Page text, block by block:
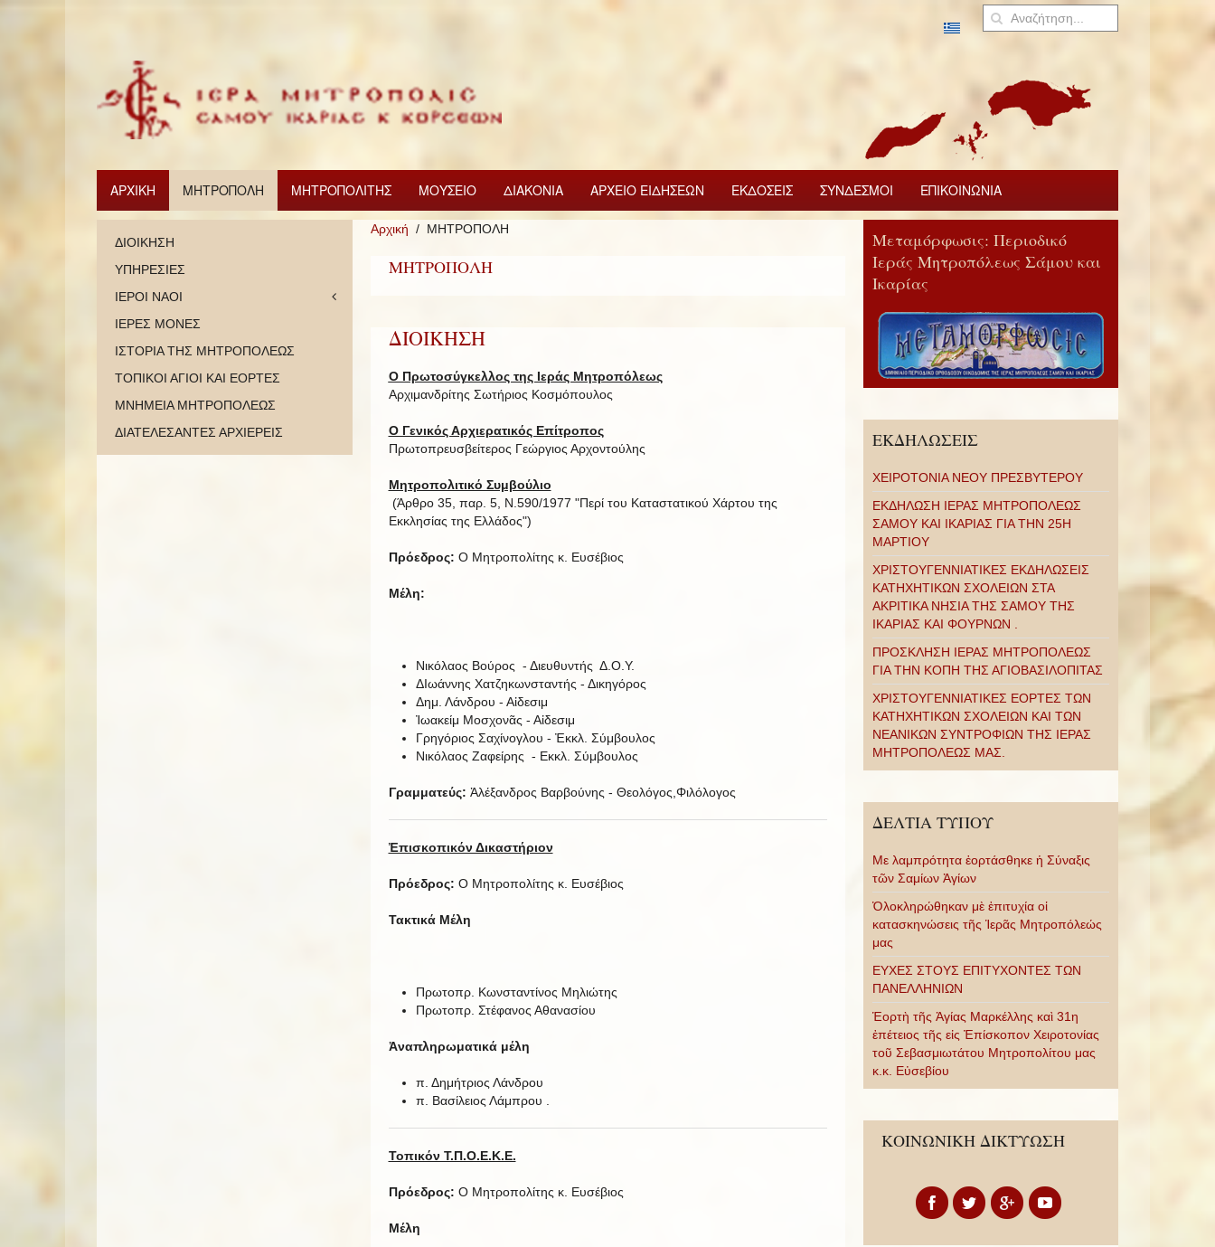
ΑΡΧΙΚΗ ΜΗΤΡΟΠΟΛΗ ΜΗΤΡΟΠΟΛΙΤΗΣ ΜΟΥΣΕΙΟ ΔΙΑΚΟΝΙΑ ΑΡΧΕΙΟ ΕΙΔΗΣΕΩΝ ΕΚΔΟΣΕΙΣ ΣΥΝΔΕΣΜΟΙ ΕΠΙΚΟΙΝΩΝΙΑ
Αρχική ΜΗΤΡΟΠΟΛΗ
ΜΗΤΡΟΠΟΛΗ
ΔΙΟΙΚΗΣΗ
Ο Πρωτοσύγκελλος της Ιεράς Μητροπόλεως
Αρχιμανδρίτης Σωτήριος Κοσμόπουλος
Ο Γενικός Αρχιερατικός Επίτροπος
Πρωτοπρευσβείτερος Γεώργιος Αρχοντούλης
Μητροπολιτικό Συμβούλιο
(Άρθρο 35, παρ. 5, Ν.590/1977 "Περί του Καταστατικού Χάρτου της
Εκκλησίας της Ελλάδος")
Πρόεδρος: Ο Μητροπολίτης κ. Ευσέβιος
Μέλη:
Νικόλαος Βούρος - Διευθυντής Δ.Ο.Υ.
ΔΙωάννης Χατζηκωνσταντής - Δικηγόρος
Δημ. Λάνδρου - Αἰδεσιμ
Ἰωακείμ Μοσχονᾶς - Αἰδεσιμ
Γρηγόριος Σαχίνογλου - Ἐκκλ. Σύμβουλος
Νικόλαος Ζαφείρης - Εκκλ. Σύμβουλος
Γραμματεύς: Ἀλέξανδρος Βαρβούνης - Θεολόγος,Φιλόλογος
Ἐπισκοπικόν Δικαστήριον
Πρόεδρος: Ο Μητροπολίτης κ. Ευσέβιος
Τακτικά Μέλη
Πρωτοπρ. Κωνσταντίνος Μηλιώτης
Πρωτοπρ. Στέφανος Αθανασίου
Ἀναπληρωματικά μέλη
π. Δημήτριος Λάνδρου
π. Βασίλειος Λάμπρου .
Τοπικόν Τ.Π.Ο.Ε.Κ.Ε.
Πρόεδρος: Ο Μητροπολίτης κ. Ευσέβιος
Μέλη
ΔΙΟΙΚΗΣΗ
ΥΠΗΡΕΣΙΕΣ
ΙΕΡΟΙ ΝΑΟΙ
ΙΕΡΕΣ ΜΟΝΕΣ
ΙΣΤΟΡΙΑ ΤΗΣ ΜΗΤΡΟΠΟΛΕΩΣ
ΤΟΠΙΚΟΙ ΑΓΙΟΙ ΚΑΙ ΕΟΡΤΕΣ
ΜΝΗΜΕΙΑ ΜΗΤΡΟΠΟΛΕΩΣ
ΔΙΑΤΕΛΕΣΑΝΤΕΣ ΑΡΧΙΕΡΕΙΣ
Μεταμόρφωσις: Περιοδικό
Ιεράς Μητροπόλεως Σάμου και
Ικαρίας
ΕΚΔΗΛΩΣΕΙΣ
ΧΕΙΡΟΤΟΝΙΑ ΝΕΟΥ ΠΡΕΣΒΥΤΕΡΟΥ
ΕΚΔΗΛΩΣΗ ΙΕΡΑΣ ΜΗΤΡΟΠΟΛΕΩΣ
ΣΑΜΟΥ ΚΑΙ ΙΚΑΡΙΑΣ ΓΙΑ ΤΗΝ 25Η
ΜΑΡΤΙΟΥ
ΧΡΙΣΤΟΥΓΕΝΝΙΑΤΙΚΕΣ ΕΚΔΗΛΩΣΕΙΣ
ΚΑΤΗΧΗΤΙΚΩΝ ΣΧΟΛΕΙΩΝ ΣΤΑ
ΑΚΡΙΤΙΚΑ ΝΗΣΙΑ ΤΗΣ ΣΑΜΟΥ ΤΗΣ
ΙΚΑΡΙΑΣ ΚΑΙ ΦΟΥΡΝΩΝ .
ΠΡΟΣΚΛΗΣΗ ΙΕΡΑΣ ΜΗΤΡΟΠΟΛΕΩΣ
ΓΙΑ ΤΗΝ ΚΟΠΗ ΤΗΣ ΑΓΙΟΒΑΣΙΛΟΠΙΤΑΣ
ΧΡΙΣΤΟΥΓΕΝΝΙΑΤΙΚΕΣ ΕΟΡΤΕΣ ΤΩΝ
ΚΑΤΗΧΗΤΙΚΩΝ ΣΧΟΛΕΙΩΝ ΚΑΙ ΤΩΝ
ΝΕΑΝΙΚΩΝ ΣΥΝΤΡΟΦΙΩΝ ΤΗΣ ΙΕΡΑΣ
ΜΗΤΡΟΠΟΛΕΩΣ ΜΑΣ.
ΔΕΛΤΙΑ ΤΥΠΟΥ
Με λαμπρότητα ἑορτάσθηκε ἡ Σύναξις
τῶν Σαμίων Ἁγίων
Ὁλοκληρώθηκαν μὲ ἐπιτυχία οἱ
κατασκηνώσεις τῆς Ἱερᾶς Μητροπόλεώς
μας
ΕΥΧΕΣ ΣΤΟΥΣ ΕΠΙΤΥΧΟΝΤΕΣ ΤΩΝ
ΠΑΝΕΛΛΗΝΙΩΝ
Ἑορτὴ τῆς Ἁγίας Μαρκέλλης καὶ 31η
ἐπέτειος τῆς εἰς Ἐπίσκοπον Χειροτονίας
τοῦ Σεβασμιωτάτου Μητροπολίτου μας
κ.κ. Εὐσεβίου
ΚΟΙΝΩΝΙΚΗ ΔΙΚΤΥΩΣΗ